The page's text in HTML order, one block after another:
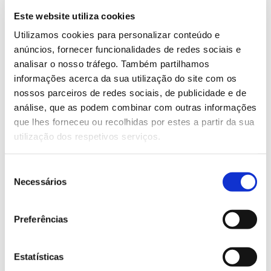
Este website utiliza cookies
Utilizamos cookies para personalizar conteúdo e
anúncios, fornecer funcionalidades de redes sociais e
analisar o nosso tráfego. Também partilhamos
informações acerca da sua utilização do site com os
nossos parceiros de redes sociais, de publicidade e de
análise, que as podem combinar com outras informações
que lhes forneceu ou recolhidas por estes a partir da sua
utilização dos respetivos serviços.
Necessários
Preferências
Estatísticas
Luzes de Natal
Descubra alguns de
nossos projetos mais
destacados de Natal